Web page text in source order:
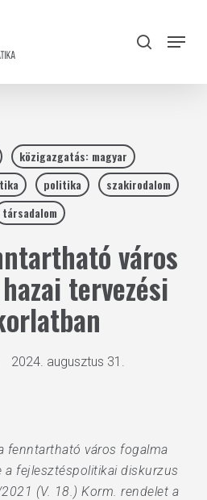
search
Menu
közigazgatás: magyar
politika
szakirodalom
társadalom
város
tervezési
2024. augusztus 31.
fenntartható város fogalma
a fejlesztéspolitikai diskurzus
(V. 18.) Korm. rendelet a
Close